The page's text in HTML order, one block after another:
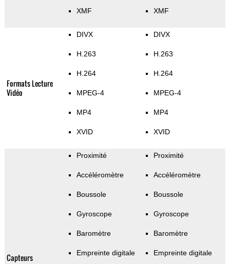
XMF XMF
Formats Lecture
Vidéo
DIVX
H.263
H.264
MPEG-4
MP4
XVID
DIVX
H.263
H.264
MPEG-4
MP4
XVID
Capteurs
Proximité
Accéléromètre
Boussole
Gyroscope
Baromètre
Empreinte digitale
Proximité
Accéléromètre
Boussole
Gyroscope
Baromètre
Empreinte digitale